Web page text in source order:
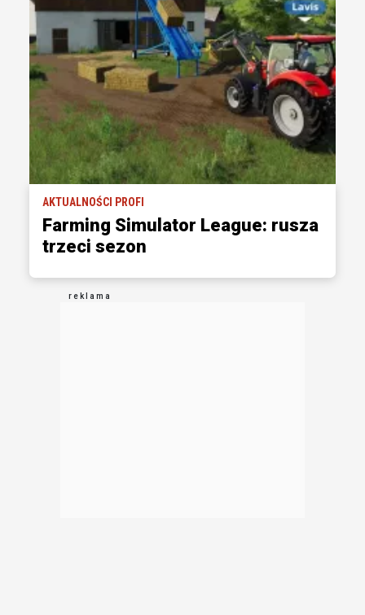
AKTUALNOŚCI PROFI
Farming Simulator League: rusza
trzeci sezon